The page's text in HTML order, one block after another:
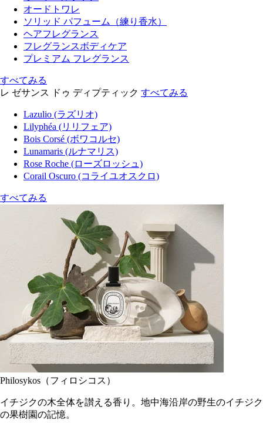
オードトワレ
ソリッド パフューム（練り香水）
ヘアフレグランス
フレグランスボディケア
プレミアム フレグランス
すべてみる
レ ゼサンス ドゥ ディプティック すべてみる
Lazulio (ラズリオ)
Lilyphéa (リリフェア)
Bois Corsé (ボワコルセ)
Lunamaris (ルナマリス)
Rose Roche (ローズロッシュ)
Corail Oscuro (コライユオスクロ)
すべてみる
Philosykos（フィロシコス）
イチジクの木全体を讃える香り。地中海沿岸の野生のイチジク
の果樹園の記憶。